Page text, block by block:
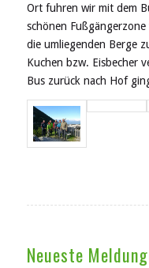
Ort fuhren wir mit dem
schönen
die umliegenden Berge
Kuchen bzw. Eisbecher
Bus zurück nach Hof
Neueste